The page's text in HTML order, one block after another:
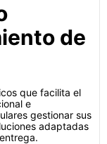
de
que facilita el
e
gestionar sus
adaptadas